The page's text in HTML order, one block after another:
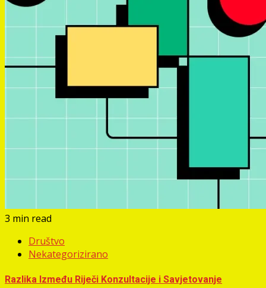
3 min read
Društvo
Nekategorizirano
Razlika Između Riječi Konzultacije i Savjetovanje